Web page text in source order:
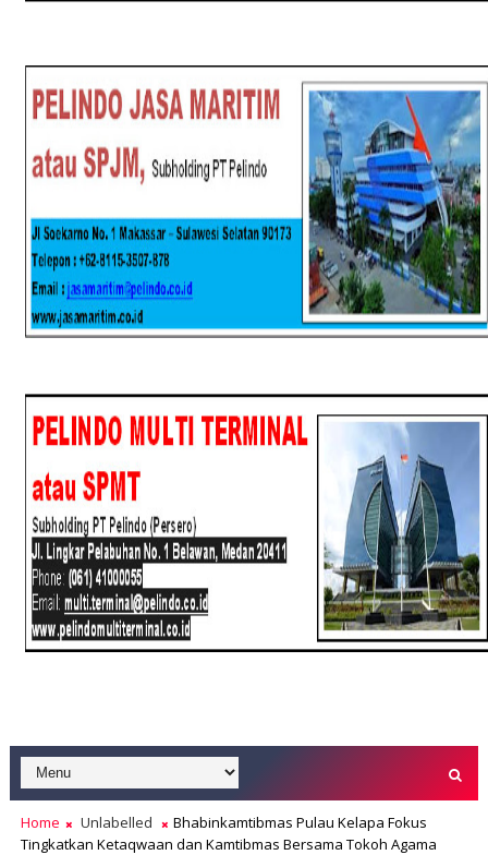
Home Unlabelled
Bhabinkamtibmas Pulau Kelapa Fokus
Tingkatkan Ketaqwaan dan Kamtibmas Bersama Tokoh Agama